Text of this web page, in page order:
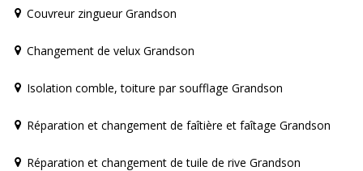
Couvreur zingueur Grandson
Changement de velux Grandson
Isolation comble, toiture par soufflage Grandson
Réparation et changement de faîtière et faîtage Grandson
Réparation et changement de tuile de rive Grandson